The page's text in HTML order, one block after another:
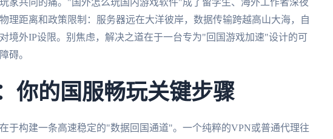
共同的痛。"国外怎么玩国内游戏软件"成了留学生、海外工作者深夜
理距离和政策限制：服务器远在大洋彼岸，数据传输跨越高山大海，自
境外IP设限。别焦虑，解决之道在于一台专为"回国游戏加速"设计的可
碍。
你的国服畅玩关键步骤
于构建一条高速稳定的"数据回国通道"。一个纯粹的VPN或普通代理往